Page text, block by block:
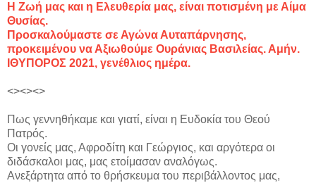
Η Ζωή μας και η Ελευθερία μας, είναι ποτισμένη με Αίμα
Θυσίας.
Προσκαλούμαστε σε Αγώνα Αυταπάρνησης,
προκειμένου να Αξιωθούμε Ουράνιας Βασιλείας. Αμήν.
ΙΘΥΠΟΡΟΣ 2021, γενέθλιος ημέρα.
<><><>
Πως γεννηθήκαμε και γιατί, είναι η Ευδοκία του Θεού
Πατρός.
Οι γονείς μας, Αφροδίτη και Γεώργιος, και αργότερα οι
διδάσκαλοι μας, μας ετοίμασαν αναλόγως.
Ανεξάρτητα από το θρήσκευμα του περιβάλλοντος μας,